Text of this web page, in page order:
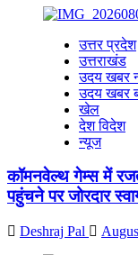
उत्तर प्रदेश
उत्तराखंड
उदय खबर
उदय खबर
खेल
देश विदेश
न्यूज
कॉमनवेल्थ गेम्स में
पहुंचने पर जोरदार
Deshraj Pal